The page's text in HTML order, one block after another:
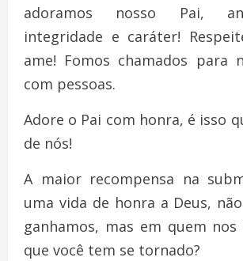
adoramos nosso Pai,
integridade e caráter!
ame! Fomos chamados para
com pessoas.
Adore o Pai com honra, é isso
de nós!
A maior recompensa na
uma vida de honra a Deus,
ganhamos, mas em quem
que você tem se tornado?